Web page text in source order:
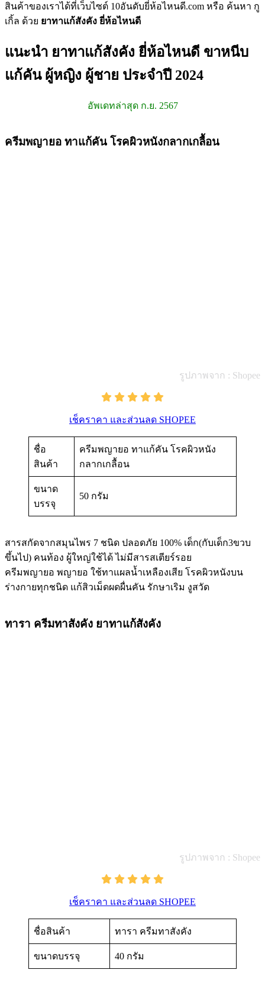
สินค้าของเราได้ที่เว็บไซต์ 10อันดับยี่ห้อไหนดี.com หรือ ค้นหา กู
เกิ้ล ด้วย ยาทาแก้สังคัง ยี่ห้อไหนดี
แนะนำ ยาทาแก้สังคัง ยี่ห้อไหนดี ขาหนีบ
แก้คัน ผู้หญิง ผู้ชาย ประจำปี 2024
อัพเดทล่าสุด ก.ย. 2567
ครีมพญายอ ทาแก้คัน โรคผิวหนังกลากเกลื้อน
รูปภาพจาก : Shopee
เช็คราคา และส่วนลด SHOPEE
ชื่อ
สินค้า
ครีมพญายอ ทาแก้คัน โรคผิวหนัง
กลากเกลื้อน
ขนาด
บรรจุ
50 กรัม
สารสกัดจากสมุนไพร 7 ชนิด ปลอดภัย 100% เด็ก(กับเด็ก3ขวบ
ขึ้นไป) คนท้อง ผู้ใหญ่ใช้ได้ ไม่มีสารสเตียร์รอย
ครีมพญายอ พญายอ ใช้ทาแผลน้ำเหลืองเสีย โรคผิวหนังบน
ร่างกายทุกชนิด แก้สิวเม็ดผดผื่นคัน รักษาเริม งูสวัด
ทารา ครีมทาสังคัง ยาทาแก้สังคัง
รูปภาพจาก : Shopee
เช็คราคา และส่วนลด SHOPEE
ชื่อสินค้า ทารา ครีมทาสังคัง
ขนาดบรรจุ 40 กรัม